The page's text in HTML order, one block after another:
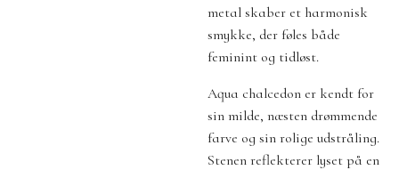
metal skaber et harmonisk
smykke, der føles både
feminint og tidløst.
Aqua chalcedon er kendt for
sin milde, næsten drømmende
farve og sin rolige udstråling.
Stenen reflekterer lyset på en